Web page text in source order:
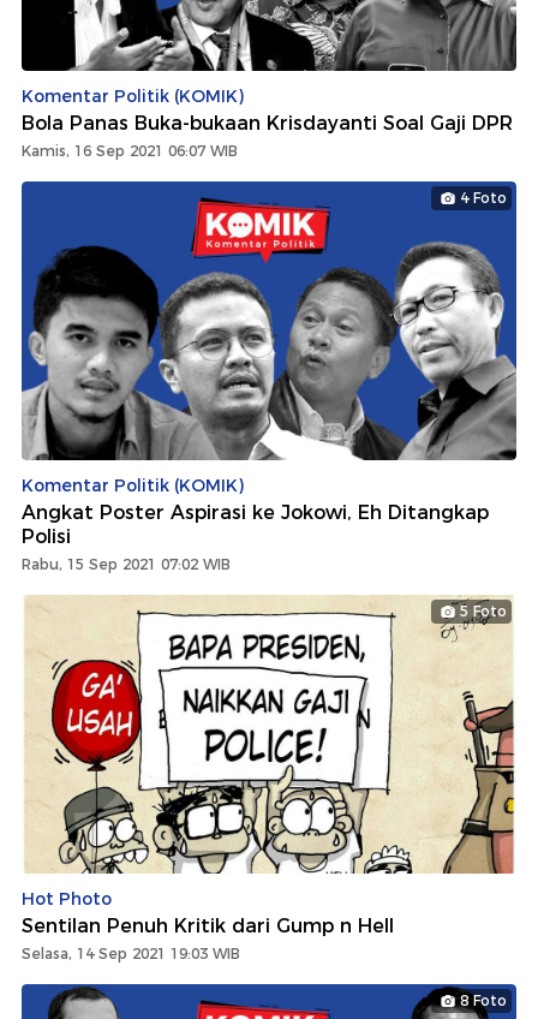
Komentar Politik (KOMIK)
Bola Panas Buka-bukaan Krisdayanti Soal Gaji DPR
Kamis, 16 Sep 2021 06:07 WIB
4 Foto
Komentar Politik (KOMIK)
Angkat Poster Aspirasi ke Jokowi, Eh Ditangkap
Polisi
Rabu, 15 Sep 2021 07:02 WIB
5 Foto
Hot Photo
Sentilan Penuh Kritik dari Gump n Hell
Selasa, 14 Sep 2021 19:03 WIB
8 Foto